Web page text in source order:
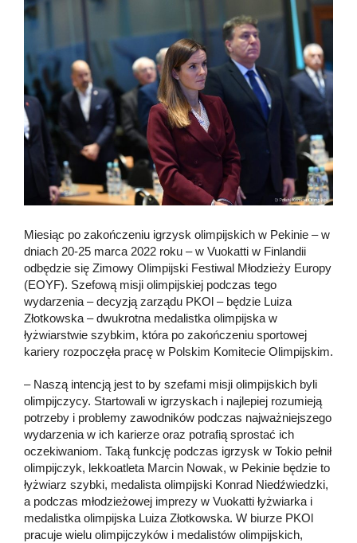
Miesiąc po zakończeniu igrzysk olimpijskich w Pekinie – w
dniach 20-25 marca 2022 roku – w Vuokatti w Finlandii
odbędzie się Zimowy Olimpijski Festiwal Młodzieży Europy
(EOYF). Szefową misji olimpijskiej podczas tego
wydarzenia – decyzją zarządu PKOl – będzie Luiza
Złotkowska – dwukrotna medalistka olimpijska w
łyżwiarstwie szybkim, która po zakończeniu sportowej
kariery rozpoczęła pracę w Polskim Komitecie Olimpijskim.
– Naszą intencją jest to by szefami misji olimpijskich byli
olimpijczycy. Startowali w igrzyskach i najlepiej rozumieją
potrzeby i problemy zawodników podczas najważniejszego
wydarzenia w ich karierze oraz potrafią sprostać ich
oczekiwaniom. Taką funkcję podczas igrzysk w Tokio pełnił
olimpijczyk, lekkoatleta Marcin Nowak, w Pekinie będzie to
łyżwiarz szybki, medalista olimpijski Konrad Niedźwiedzki,
a podczas młodzieżowej imprezy w Vuokatti łyżwiarka i
medalistka olimpijska Luiza Złotkowska. W biurze PKOl
pracuje wielu olimpijczyków i medalistów olimpijskich,